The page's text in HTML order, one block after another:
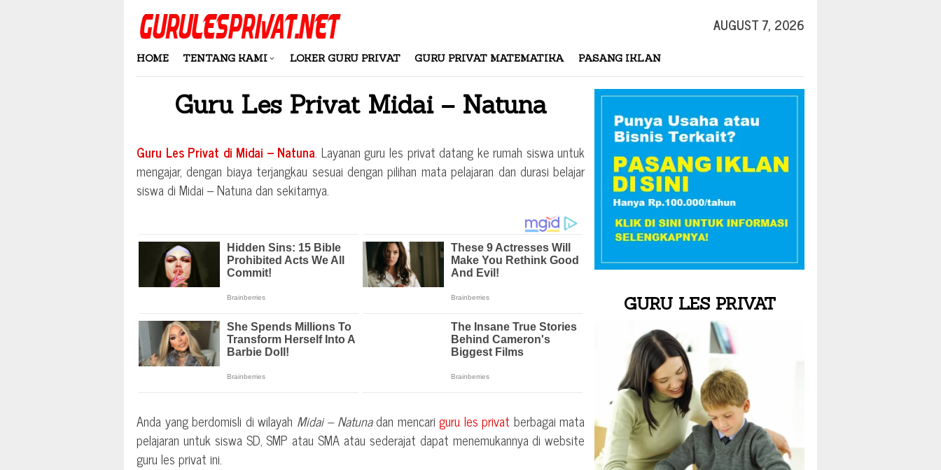
Skip
AUGUST 7, 2026
HOME TENTANG KAMI LOKER GURU PRIVAT GURU PRIVAT MATEMATIKA PASANG IKLAN
Guru Les Privat Midai – Natuna
Guru Les Privat di Midai – Natuna. Layanan guru les privat datang ke rumah siswa untuk
mengajar, dengan biaya terjangkau sesuai dengan pilihan mata pelajaran dan durasi belajar
siswa di Midai – Natunadan sekitarnya.
Anda yang berdomisli di wilayah Midai – Natunadan mencariguru les privat berbagai mata
pelajaran untuk siswa SD, SMP atau SMA atau sederajat dapat menemukannya di website
guru les privat ini.
GURU LES PRIVAT